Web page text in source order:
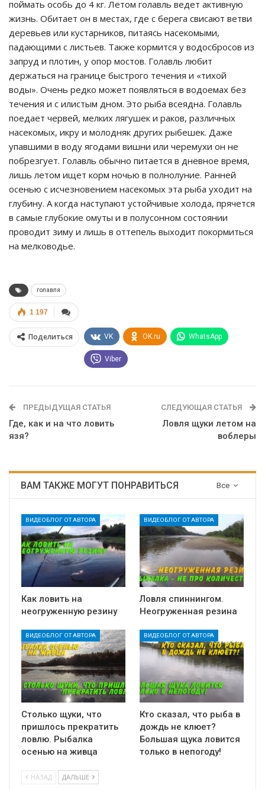
поймать особь до 4 кг. Летом голавль ведет активную
жизнь. Обитает он в местах, где с берега свисают ветви
деревьев или кустарников, питаясь насекомыми,
падающими с листьев. Также кормится у водосбросов из
запруд и плотин, у опор мостов. Голавль любит
держаться на границе быстрого течения и «тихой
воды». Очень редко может появляться в водоемах без
течения и с илистым дном. Это рыба всеядна. Голавль
поедает червей, мелких лягушек и раков, различных
насекомых, икру и молодняк других рыбешек. Даже
упавшими в воду ягодами вишни или черемухи он не
побрезгует. Голавль обычно питается в дневное время,
лишь летом ищет корм ночью в полнолуние. Ранней
осенью с исчезновением насекомых эта рыба уходит на
глубину. А когда наступают устойчивые холода, прячется
в самые глубокие омуты и в полусонном состоянии
проводит зиму и лишь в оттепель выходит покормиться
на мелководье.
голавля
1 197
Поделиться VK OK.ru WhatsApp
Viber
ПРЕДЫДУЩАЯ СТАТЬЯ
Где, как и на что ловить
язя?
СЛЕДУЮЩАЯ СТАТЬЯ
Ловля щуки летом на
воблеры
Все
ВАМ ТАКЖЕ МОГУТ ПОНРАВИТЬСЯ
ВИДЕОБЛОГ ОТ АВТОРА
Как ловить на
неогруженную резину
ВИДЕОБЛОГ ОТ АВТОРА
Ловля спиннингом.
Неогруженная резина
ВИДЕОБЛОГ ОТ АВТОРА
Столько щуки, что
пришлось прекратить
ловлю. Рыбалка
осенью на живца
ВИДЕОБЛОГ ОТ АВТОРА
Кто сказал, что рыба в
дождь не клюет?
Большая щука ловится
только в непогоду!
НАЗАД ДАЛЬШЕ